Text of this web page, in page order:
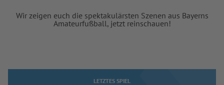
Wir zeigen euch die spektakulärsten Szenen aus Bayerns
Amateurfußball, jetzt reinschauen!
LETZTES SPIEL